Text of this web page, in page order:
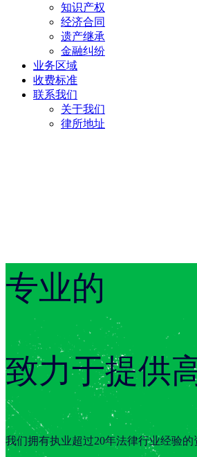
知识产权
经济合同
遗产继承
金融纠纷
业务区域
收费标准
联系我们
关于我们
律所地址
专业的
致力于提供
我们拥有执业超过20年法律行业经验